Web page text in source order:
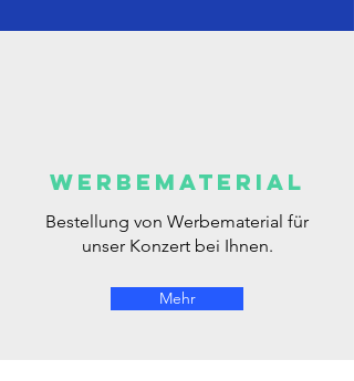
Werbematerial
Bestellung von Werbematerial für
unser Konzert bei Ihnen.
Mehr